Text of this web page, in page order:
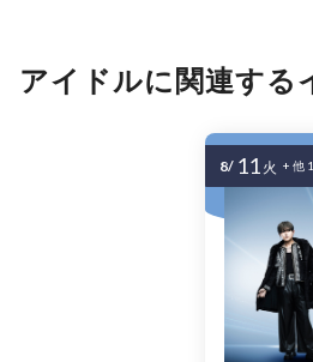
アイドルに関連する
8/ 11 火 + 他 1